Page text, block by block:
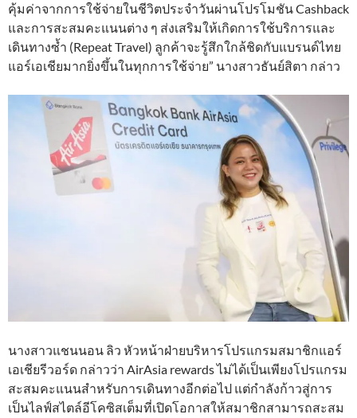
คุ้มค่าจากการใช้จ่ายในชีวิตประจำวันผ่านโปรโมชัน Cashback
และการสะสมคะแนนต่าง ๆ ส่งเสริมให้เกิดการใช้บริการและ
เดินทางซ้ำ (Repeat Travel) ลูกค้าจะรู้สึกใกล้ชิดกับแบรนด์ไทย
แอร์เอเชียมากยิ่งขึ้นในทุกการใช้จ่าย” นางสาวธันย์สิตา กล่าว
นางสาวแชนนอน ลิว หัวหน้าฝ่ายบริหารโปรแกรมสมาชิกแอร์
เอเชียรีวอร์ด กล่าวว่า AirAsia rewards ไม่ได้เป็นเพียงโปรแกรม
สะสมคะแนนสำหรับการเดินทางอีกต่อไป แต่กำลังก้าวสู่การ
เป็นไลฟ์สไตล์อีโคซิสเต็มที่เปิดโอกาสให้สมาชิกสามารถสะสม